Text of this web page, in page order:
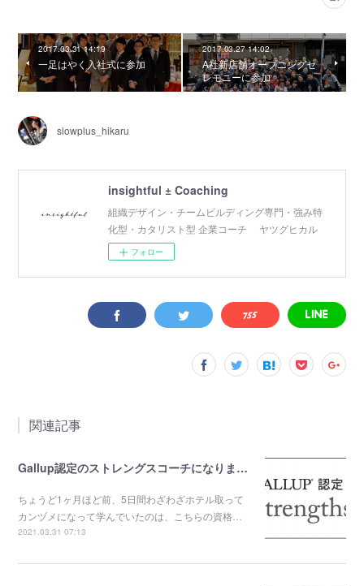
2017.03.31 14:19
一足はやく入社式に参加
2017.03.27 14:02
A社新店舗オープニングセ
レモニーに参加
slowplus_hikaru
insightful ± Coaching
組織デザイン・チームビルディング専門・強み特
化型・カタリスト型 企業コーチ ヤツグヒカル
フォロー
関連記事
Gallup認定のストレングスコーチになりました。
ちょうど1ヶ月ほど前、5日間わざわざホテル取って
カンヅメになって学んでいたのは、こちらの資格…
2021.03.31 07:13